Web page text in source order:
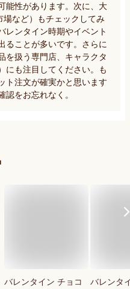
能性があります。次に、大
など）もチェックしてみ
レンタイン時期やイベント
ることが多いです。さらに
を扱う専門店、キャラクタ
にも注目してください。も
ト注文が確実かと思います
認をお忘れなく。
バレンタイン チョコ
バレンタ